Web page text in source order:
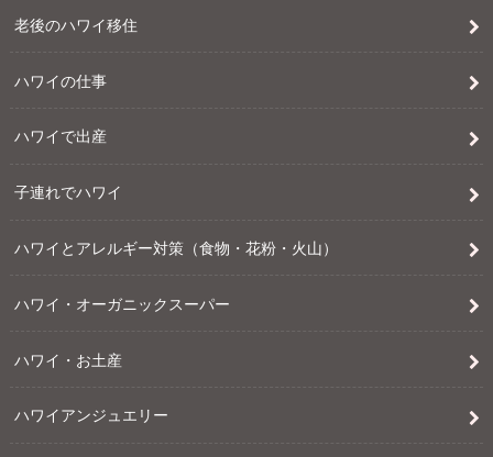
老後のハワイ移住
ハワイの仕事
ハワイで出産
子連れでハワイ
ハワイとアレルギー対策（食物・花粉・火山）
ハワイ・オーガニックスーパー
ハワイ・お土産
ハワイアンジュエリー